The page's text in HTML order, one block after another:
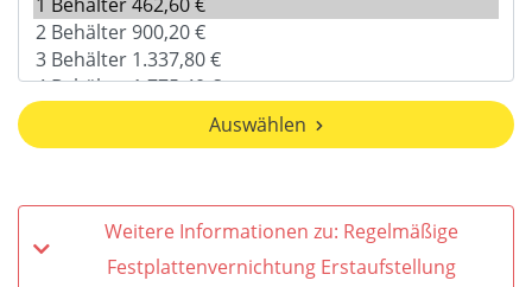
Auswählen
Weitere Informationen zu: Regelmäßige
Festplattenvernichtung Erstaufstellung